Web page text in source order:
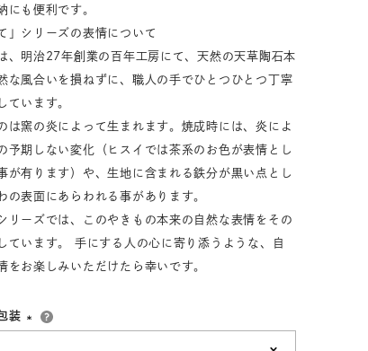
にも便利です。
」シリーズの表情について
、明治27年創業の百年工房にて、天然の天草陶石本
な風合いを損ねずに、職人の手でひとつひとつ丁寧
ています。
は窯の炎によって生まれます。焼成時には、炎によ
予期しない変化（ヒスイでは茶系のお色が表情とし
が有ります）や、生地に含まれる鉄分が黒い点とし
の表面にあらわれる事があります。
リーズでは、このやきもの本来の自然な表情をその
ています。 手にする人の心に寄り添うような、自
をお楽しみいただけたら幸いです。
装